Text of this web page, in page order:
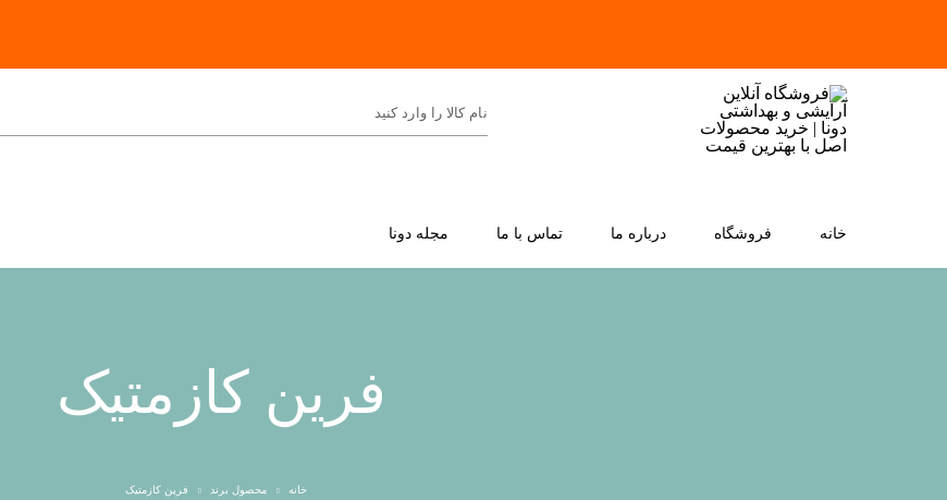
خانه فروشگاه درباره ما تماس با ما مجله دونا
فرین کازمتیک
خانه محصول برند فرین کازمتیک